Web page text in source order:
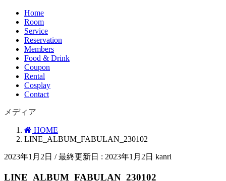
Home
Room
Service
Reservation
Members
Food & Drink
Coupon
Rental
Cosplay
Contact
メディア
HOME
LINE_ALBUM_FABULAN_230102
2023年1月2日 / 最終更新日 : 2023年1月2日 kanri
LINE_ALBUM_FABULAN_230102